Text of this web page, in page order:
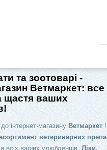
та зоотоварі -
Ветмаркет:
щастя ваших
інтернет-магазину Ветмаркет
ветеринарних
всіх ваших улюбленців. Ліки,